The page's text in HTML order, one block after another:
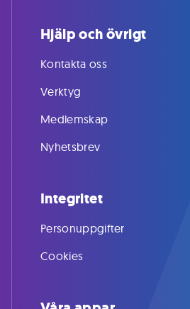
Hjälp och övrigt
Kontakta oss
Verktyg
Medlemskap
Nyhetsbrev
Integritet
Personuppgifter
Cookies